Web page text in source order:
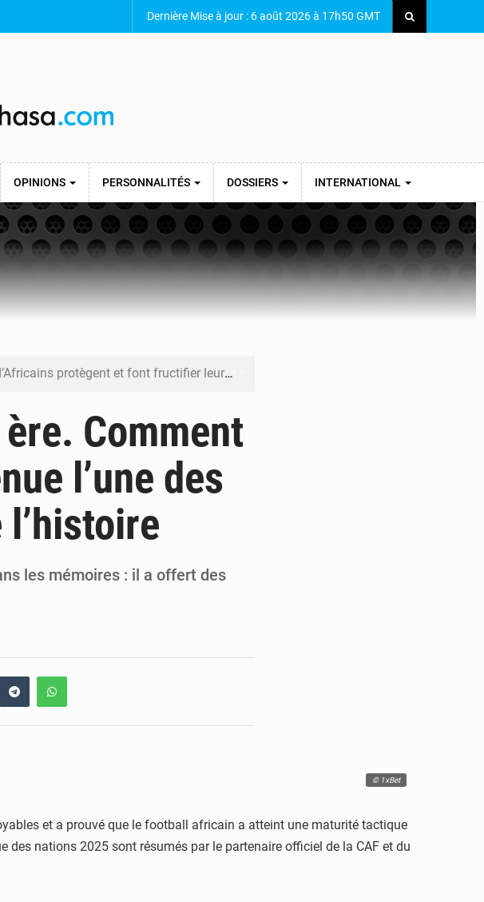
Dernière Mise à jour : 6 août 2026 à 17h50 GMT
OPINIONS PERSONNALITÉS DOSSIERS INTERNATIONAL
protègent et font fructifier leur argent avec l’USDT
à l’auditorat militaire après 200 jours d’opacité
la construction imminente du boulevard Étienne Tshisekedi
Gouvernement, l’OMS et Africa CDC pour renforcer la riposte
ère. Comment
l’une des
les mémoires : il a offert des
© 1xBet
et a prouvé que le football africain a atteint une maturité tactique
des nations 2025 sont résumés par le partenaire officiel de la CAF et du